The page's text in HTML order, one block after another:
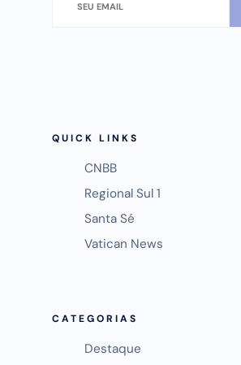
QUICK LINKS
CNBB
Regional Sul 1
Santa Sé
Vatican News
CATEGORIAS
Destaque